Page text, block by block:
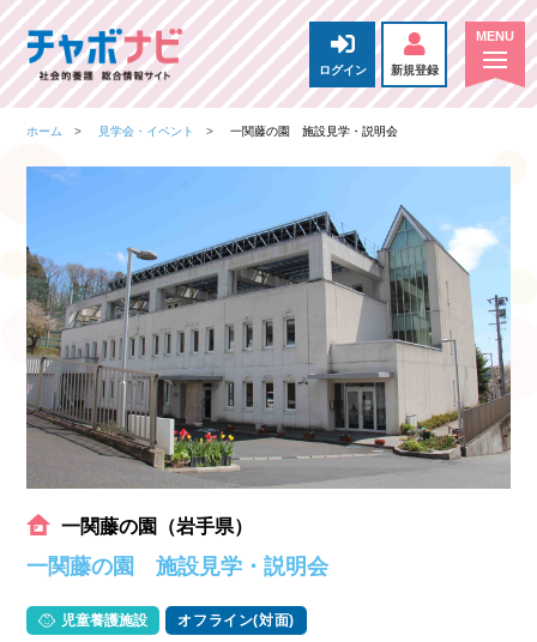
ログイン 新規登録
ホーム 見学会・イベント 一関藤の園 施設見学・説明会
一関藤の園（岩手県）
一関藤の園 施設見学・説明会
児童養護施設 オフライン(対面)